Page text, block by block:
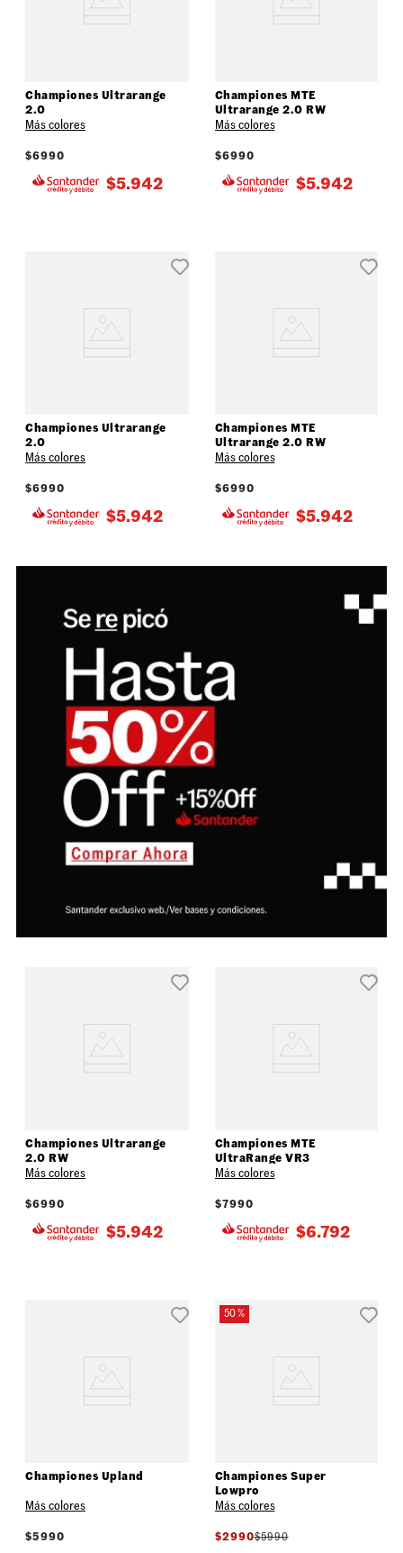
Championes Ultrarange
2.0
Más colores
$6990
$5.942
Championes MTE
Ultrarange 2.0 RW
Más colores
$6990
$5.942
Championes Ultrarange
2.0
Más colores
$6990
$5.942
Championes MTE
Ultrarange 2.0 RW
Más colores
$6990
$5.942
Championes Ultrarange
2.0 RW
Más colores
$6990
$5.942
Championes MTE
UltraRange VR3
Más colores
$7990
$6.792
Championes Upland
Más colores
$5990
50 %
Championes Super
Lowpro
Más colores
$2990$5990